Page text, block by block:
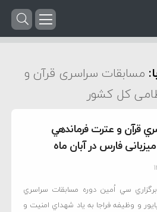
مسابقات سراسری قرآن و
کل کشور
قرآن و عترت فرماندهي
فارس در آبان ماه
برگزاري سي اُمين دوره مسابقات سراسري
و وظيفه فراجا به ياد شهداي امنيت و